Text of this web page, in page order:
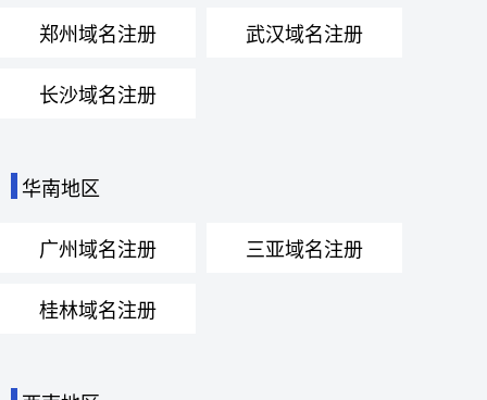
郑州域名注册 武汉域名注册
长沙域名注册
华南地区
广州域名注册 三亚域名注册
桂林域名注册